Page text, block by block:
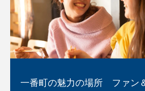
一番町の魅力の場所 ファン